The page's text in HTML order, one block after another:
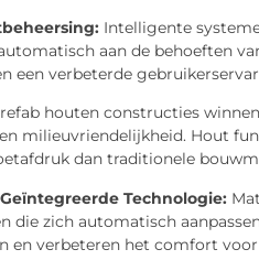
Intelligente
aan de behoeften
een verbeterde
houten constructies
milieuvriendelijkheid. Hout
dan traditionele
Technologie:
die zich automatisch
en verbeteren het comfort